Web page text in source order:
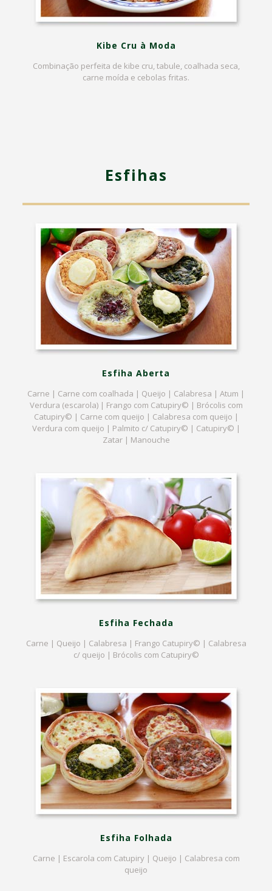
Kibe Cru à Moda
Combinação perfeita de kibe cru, tabule, coalhada seca,
carne moída e cebolas fritas.
Esfihas
Esfiha Aberta
Carne | Carne com coalhada | Queijo | Calabresa | Atum |
Verdura (escarola) | Frango com Catupiry© | Brócolis com
Catupiry© | Carne com queijo | Calabresa com queijo |
Verdura com queijo | Palmito c/ Catupiry© | Catupiry© |
Zatar | Manouche
Esfiha Fechada
Carne | Queijo | Calabresa | Frango Catupiry© | Calabresa
c/ queijo | Brócolis com Catupiry©
Esfiha Folhada
Carne | Escarola com Catupiry | Queijo | Calabresa com
queijo